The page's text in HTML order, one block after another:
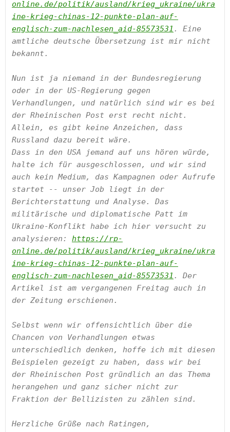
online.de/politik/ausland/krieg_ukraine/ukra
ine-krieg-chinas-12-punkte-plan-auf-
englisch-zum-nachlesen_aid-85573531 . Eine
amtliche deutsche Übersetzung ist mir nicht
bekannt.
Nun ist ja niemand in der Bundesregierung
oder in der US-Regierung gegen
Verhandlungen, und natürlich sind wir es bei
der Rheinischen Post erst recht nicht.
Allein, es gibt keine Anzeichen, dass
Russland dazu bereit wäre.
Dass in den USA jemand auf uns hören würde,
halte ich für ausgeschlossen, und wir sind
auch kein Medium, das Kampagnen oder Aufrufe
startet -- unser Job liegt in der
Berichterstattung und Analyse. Das
militärische und diplomatische Patt im
Ukraine-Konflikt habe ich hier versucht zu
analysieren: https://rp-
online.de/politik/ausland/krieg_ukraine/ukra
ine-krieg-chinas-12-punkte-plan-auf-
englisch-zum-nachlesen_aid-85573531 . Der
Artikel ist am vergangenen Freitag auch in
der Zeitung erschienen.
Selbst wenn wir offensichtlich über die
Chancen von Verhandlungen etwas
unterschiedlich denken, hoffe ich mit diesen
Beispielen gezeigt zu haben, dass wir bei
der Rheinischen Post gründlich an das Thema
herangehen und ganz sicher nicht zur
Fraktion der Bellizisten zu zählen sind.
Herzliche Grüße nach Ratingen,